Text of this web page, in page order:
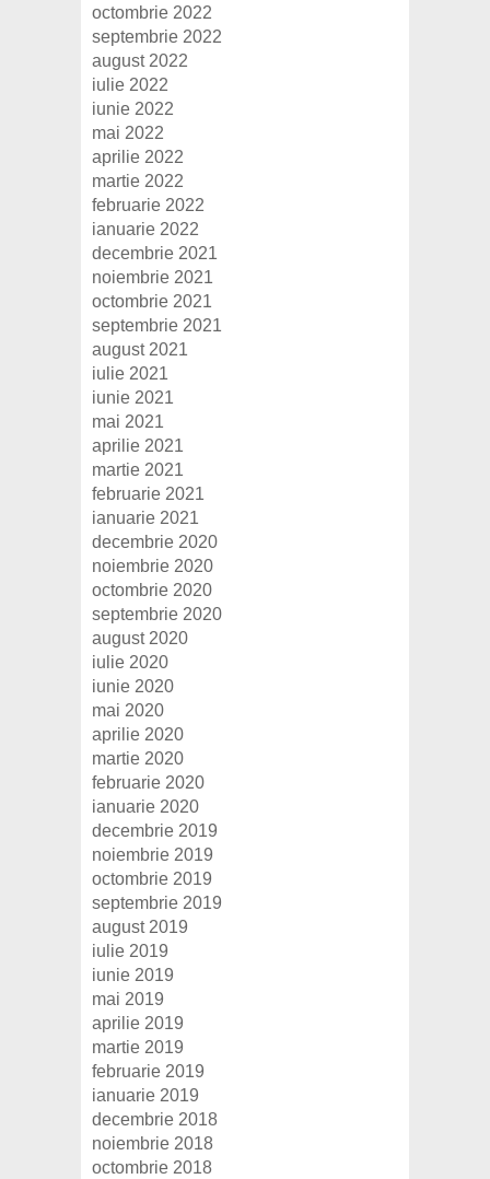
octombrie 2022
septembrie 2022
august 2022
iulie 2022
iunie 2022
mai 2022
aprilie 2022
martie 2022
februarie 2022
ianuarie 2022
decembrie 2021
noiembrie 2021
octombrie 2021
septembrie 2021
august 2021
iulie 2021
iunie 2021
mai 2021
aprilie 2021
martie 2021
februarie 2021
ianuarie 2021
decembrie 2020
noiembrie 2020
octombrie 2020
septembrie 2020
august 2020
iulie 2020
iunie 2020
mai 2020
aprilie 2020
martie 2020
februarie 2020
ianuarie 2020
decembrie 2019
noiembrie 2019
octombrie 2019
septembrie 2019
august 2019
iulie 2019
iunie 2019
mai 2019
aprilie 2019
martie 2019
februarie 2019
ianuarie 2019
decembrie 2018
noiembrie 2018
octombrie 2018